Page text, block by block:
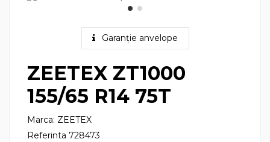
Garanție anvelope
ZEETEX ZT1000
155/65 R14 75T
Marca: ZEETEX
Referinta 728473